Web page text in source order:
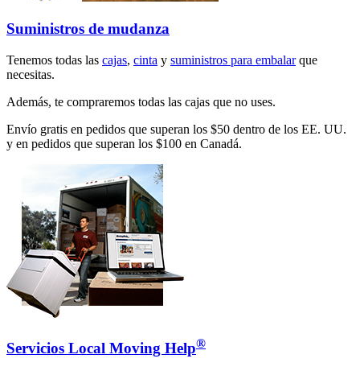
Suministros de mudanza
Tenemos todas las cajas, cinta y suministros para embalarque
necesitas.
Además, te compraremos todas las cajas que no uses.
Envío gratis en pedidos que superan los $50 dentro de los EE. UU.
y en pedidos que superan los $100 en Canadá.
Servicios Local Moving Help®